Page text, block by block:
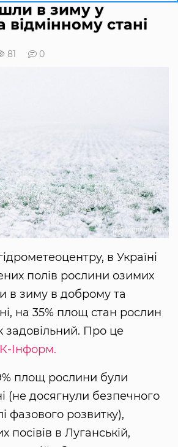
в зиму у
стані
81 0
в Україні
полів рослини озимих
в зиму в доброму та
на 35% площ стан рослин
задовільний. Про це
Інформ.
площ рослини були
(не досягнули безпечного
фазового розвитку),
посівів в Луганській,